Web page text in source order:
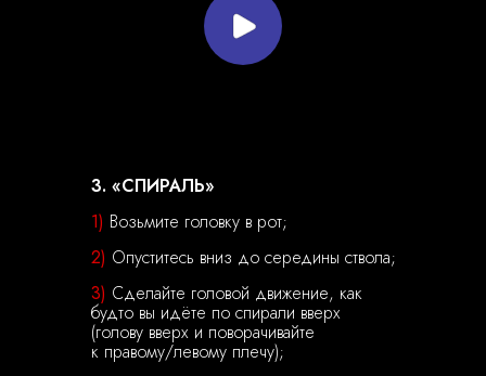
3. «СПИРАЛЬ»
1) Возьмите головку в рот;
2) Опуститесь вниз до середины ствола;
3) Сделайте головой движение, как
будто вы идёте по спирали вверх
(голову вверх и поворачивайте
к правому/левому плечу);